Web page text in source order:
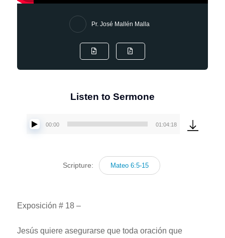
Pr. José Mallén Malla
Listen to Sermone
Reproductor
audio
00:00 01:04:18
Scripture: Mateo 6:5-15
Exposición # 18 –
Jesús quiere asegurarse que toda oración que